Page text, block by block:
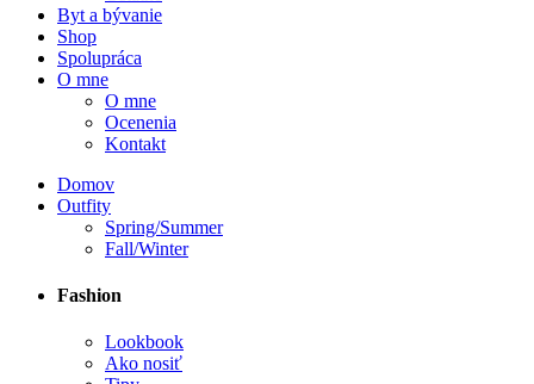
Byt a bývanie
Shop
Spolupráca
O mne
O mne
Ocenenia
Kontakt
Domov
Outfity
Spring/Summer
Fall/Winter
Fashion
Lookbook
Ako nosiť